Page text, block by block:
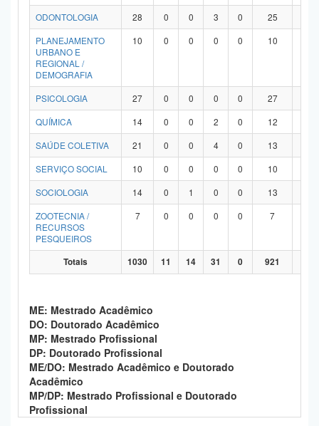
ODONTOLOGIA
28 0 0 3 0 25
PLANEJAMENTO
URBANO E
REGIONAL /
DEMOGRAFIA
10 0 0 0 0 10
PSICOLOGIA 27 0 0 0 0 27
QUÍMICA
14 0 0 2 0 12
SAÚDE COLETIVA
21 0 0 4 0 13
SERVIÇO SOCIAL
10 0 0 0 0 10
SOCIOLOGIA
14 0 1 0 0 13
ZOOTECNIA /
RECURSOS
PESQUEIROS
7 0 0 0 0 7
Totais 1030 11 14 31 0 921
ME: Mestrado Acadêmico
DO: Doutorado Acadêmico
MP: Mestrado Profissional
DP: Doutorado Profissional
ME/DO: Mestrado Acadêmico e Doutorado
Acadêmico
MP/DP: Mestrado Profissional e Doutorado
Profissional